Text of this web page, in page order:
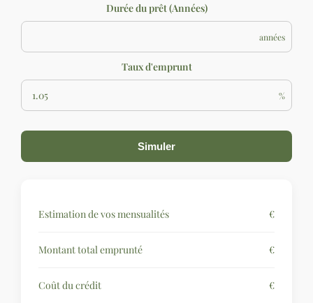
Durée du prêt (Années)
années
Taux d'emprunt
%
Simuler
Estimation de vos mensualités €
Montant total emprunté €
Coût du crédit €